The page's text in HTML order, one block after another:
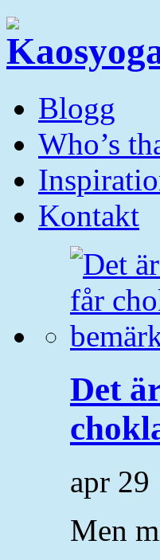
Blogg
Who’s
Kontakt
Det
apr 29
Men